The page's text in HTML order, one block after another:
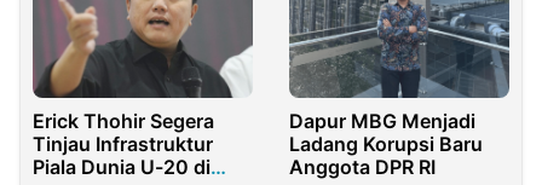
Erick Thohir Segera
Tinjau Infrastruktur
Piala Dunia U-20 di
Dapur MBG Menjadi
Ladang Korupsi Baru
Anggota DPR RI